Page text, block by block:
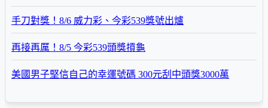
手刀對獎！8/6 威力彩、今彩539獎號出爐
再接再厲！8/5 今彩539頭獎摃龜
美國男子堅信自己的幸運號碼 300元刮中頭獎3000萬